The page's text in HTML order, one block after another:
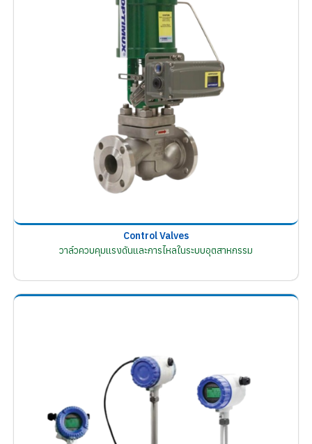
Control Valves
วาล์วควบคุมแรงดันและการไหลในระบบอุตสาหกรรม